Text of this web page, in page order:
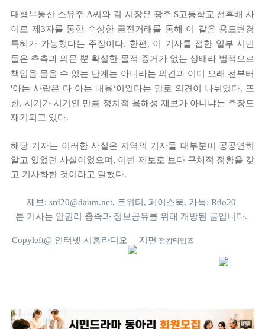
대형부동산 소유주 A씨와 김 시장은 광주 S고등학교 선후배 사
이로 제3자를 통한 수상한 금전거래를 통해 이 같은 용도변경
특혜가 가능했다는 주장이다. 한편, 이 기사를 접한 일부 시민
들은 추측과 의문 뿐 확실한 물적 증거가 없는 상태라 법적으로
책임을 물을 수 있는 단계는 아니라는 의견과 이미 오래 전부터
'아는 사람은 다 아는 내용‘이었다는 말로 의견이 나뉘었다. 또
한, 시기가 시기인 만큼 정치적 음해성 제보가 아니냐는 주장도
제기되고 있다.
해당 기자는 이러한 사실은 지역의 기자들 대부분이 공공연히
알고 있었던 사실이었으며, 이번 제보로 보다 구체적 정황을 갖
고 기사화한 것이라고 말했다.
제보: srd20@daum.net, 트위터, 페이스북, 카톡: Rdo20
본 기사는 알권리 충족과 정보공유를 위해 개방된 글입니다.
Copyleft@ 인터넷 시흥라디오 지면 정왕타임즈